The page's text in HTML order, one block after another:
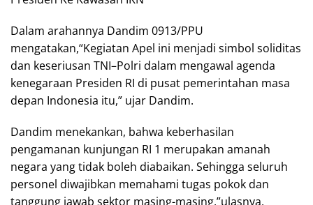
Dalam arahannya Dandim 0913/PPU
mengatakan,“Kegiatan Apel ini menjadi simbol soliditas
dan keseriusan TNI–Polri dalam mengawal agenda
kenegaraan Presiden RI di pusat pemerintahan masa
depan Indonesia itu,” ujar Dandim.
Dandim menekankan, bahwa keberhasilan
pengamanan kunjungan RI 1 merupakan amanah
negara yang tidak boleh diabaikan. Sehingga seluruh
personel diwajibkan memahami tugas pokok dan
tanggung jawab sektor masing-masing,”ulasnya.